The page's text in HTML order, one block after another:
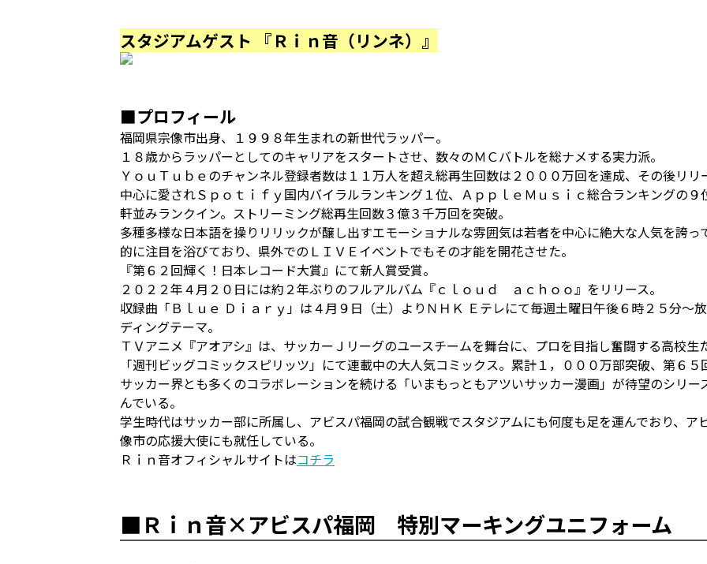
スタジアムゲスト 『Ｒｉｎ音（リンネ）』
■プロフィール
福岡県宗像市出⾝、１９９８年⽣まれの新世代ラッパー。
１８歳からラッパーとしてのキャリアをスタートさせ、数々のＭＣバトルを総ナメする実⼒派。
ＹｏｕＴｕｂｅのチャンネル登録者数は１１万⼈を超え総再⽣回数は２０００万回を達成、その後リ
中心に愛されＳｐｏｔｉｆｙ国内バイラルランキング１位、ＡｐｐｌｅＭｕｓｉｃ総合ランキングの
軒並みランクイン。ストリーミング総再⽣回数３億３千万回を突破。
多種多様な⽇本語を操りリリックが醸し出すエモーショナルな雰囲気は若者を中⼼に絶⼤な⼈気を誇
的に注⽬を浴びており、県外でのＬＩＶＥイベントでもその才能を開花させた。
『第６２回輝く！日本レコード大賞』にて新人賞受賞。
２０２２年４月２０日には約２年ぶりのフルアルバム『ｃｌｏｕｄ ａｃｈｏｏ』をリリース。
収録曲「Ｂｌｕｅ Ｄｉａｒｙ」は４⽉９⽇（⼟）よりＮＨＫ Ｅテレにて毎週⼟曜⽇午後６時２５分～
ディングテーマ。
ＴＶアニメ『アオアシ』は、サッカーＪリーグのユースチームを舞台に、プロを⽬指し奮闘する⾼校
「週刊ビッグコミックスピリッツ」にて連載中の⼤⼈気コミックス。累計１，０００万部突破、第６
サッカー界とも多くのコラボレーションを続ける「いまもっともアツいサッカー漫画」が待望のシリ
んでいる。
学生時代はサッカー部に所属し、アビスパ福岡の試合観戦でスタジアムにも何度も足を運んでおり、
像市の応援大使にも就任している。
Ｒｉｎ音オフィシャルサイトはコチラ
■Ｒｉｎ音×アビスパ福岡 特別マーキングユニフォーム